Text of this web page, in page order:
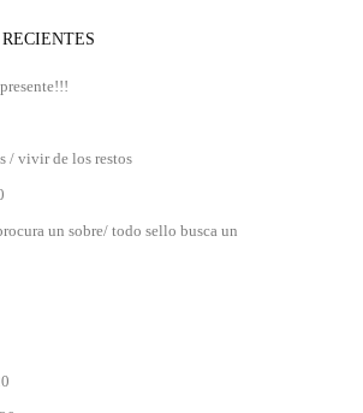
/ vivir de los restos
un sobre/ todo sello busca un